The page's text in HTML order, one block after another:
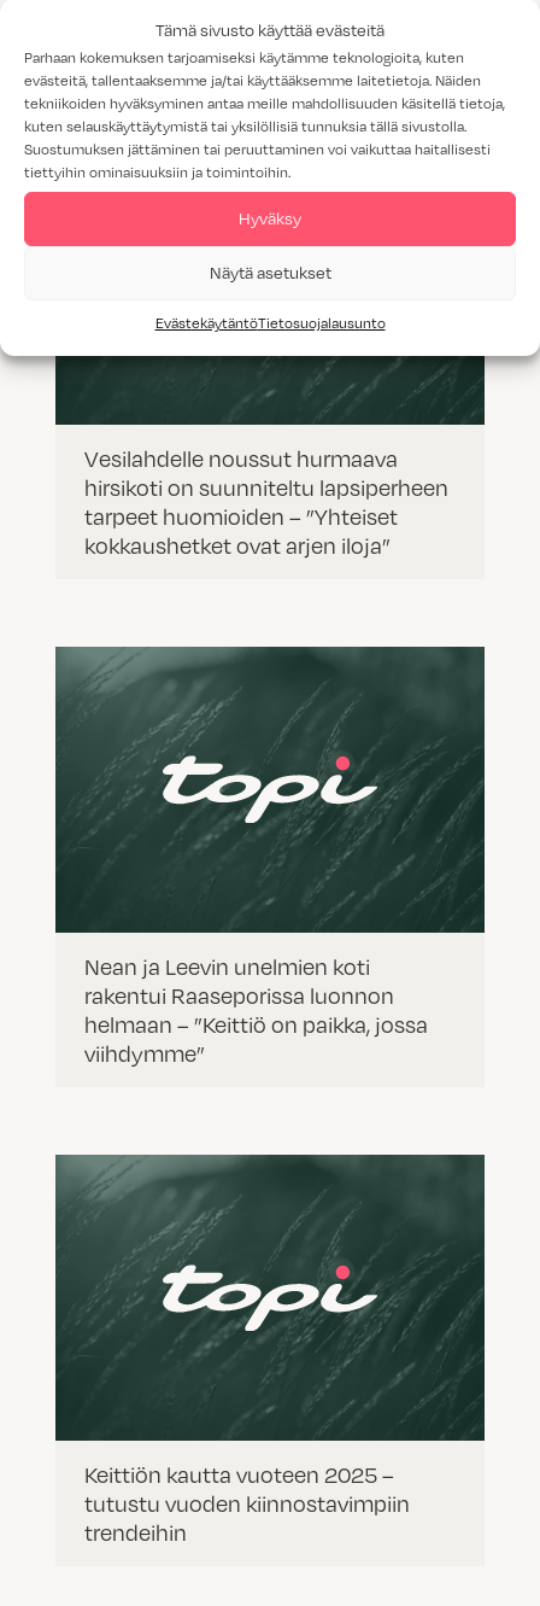
Tämä sivusto käyttää evästeitä
Parhaan kokemuksen tarjoamiseksi käytämme teknologioita, kuten
evästeitä, tallentaaksemme ja/tai käyttääksemme laitetietoja. Näiden
tekniikoiden hyväksyminen antaa meille mahdollisuuden käsitellä tietoja,
kuten selauskäyttäytymistä tai yksilöllisiä tunnuksia tällä sivustolla.
Suostumuksen jättäminen tai peruuttaminen voi vaikuttaa haitallisesti
tiettyihin ominaisuuksiin ja toimintoihin.
Hyväksy
Näytä asetukset
EvästekäytäntöTietosuojalausunto
ovisävyyn sointuvat vetimet
Vesilahdelle noussut hurmaava
hirsikoti on suunniteltu lapsiperheen
tarpeet huomioiden – ”Yhteiset
kokkaushetket ovat arjen iloja”
Nean ja Leevin unelmien koti
rakentui Raaseporissa luonnon
helmaan – ”Keittiö on paikka, jossa
viihdymme”
Keittiön kautta vuoteen 2025 –
tutustu vuoden kiinnostavimpiin
trendeihin